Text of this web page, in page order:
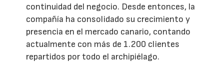
continuidad del negocio. Desde entonces, la
compañía ha consolidado su crecimiento y
presencia en el mercado canario, contando
actualmente con más de 1.200 clientes
repartidos por todo el archipiélago.